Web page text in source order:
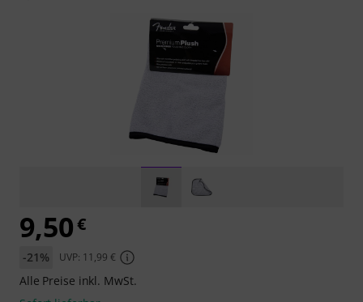
9,50€
-21% UVP: 11,99 €
Alle Preise inkl. MwSt.